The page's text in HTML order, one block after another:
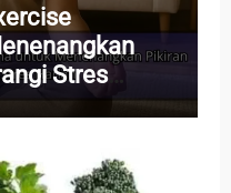
Stres